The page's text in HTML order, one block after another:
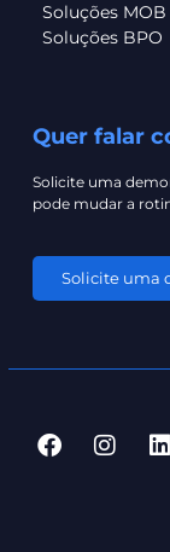
Soluções MOB
Soluções BPO
Quer falar
Solicite uma
pode mudar a
Solicite uma